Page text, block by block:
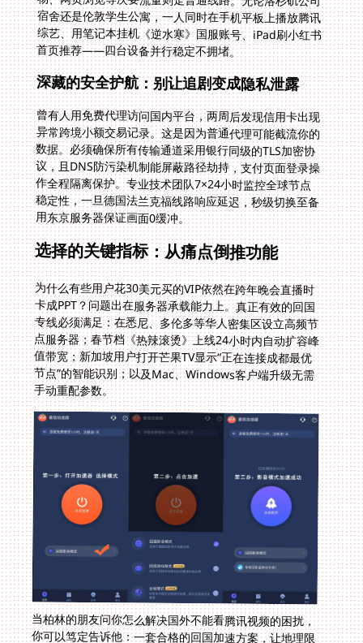
首页推荐——四台设备并行稳定不拥堵。
深藏的安全护航：别让追剧变成隐私泄露
曾有人用免费代理访问国内平台，两周后发现信用卡出现
异常跨境小额交易记录。这是因为普通代理可能截流你的
数据。必须确保所有传输通道采用银行同级的TLS加密协
议，且DNS防污染机制能屏蔽路径劫持，支付页面登录操
作全程隔离保护。专业技术团队7×24小时监控全球节点
稳定性，一旦德国法兰克福线路响应延迟，秒级切换至备
用东京服务器保证画面0缓冲。
选择的关键指标：从痛点倒推功能
为什么有些用户花30美元买的VIP依然在跨年晚会直播时
卡成PPT？问题出在服务器承载能力上。真正有效的回国
专线必须满足：在悉尼、多伦多等华人密集区设立高频节
点服务器；春节档《热辣滚烫》上线24小时内自动扩容峰
值带宽；新加坡用户打开芒果TV显示“正在连接成都最优
节点”的智能识别；以及Mac、Windows客户端升级无需
手动重配参数。
当柏林的朋友问你怎么解决国外不能看腾讯视频的困扰，
你可以笃定告诉他：一套合格的回国加速方案，让地理限
制彻底消融于无形。从温哥华到吉隆坡，无需再反复搜
索“定位修改”“IP切换”这类无效方法——此刻同步加载爱
奇艺《莲花楼》高清片头，流畅度已和国内闺蜜家客厅投